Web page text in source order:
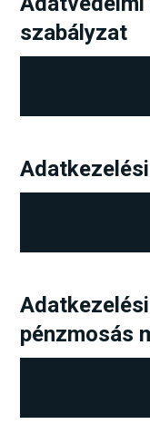
szabályzat
pénzmosás